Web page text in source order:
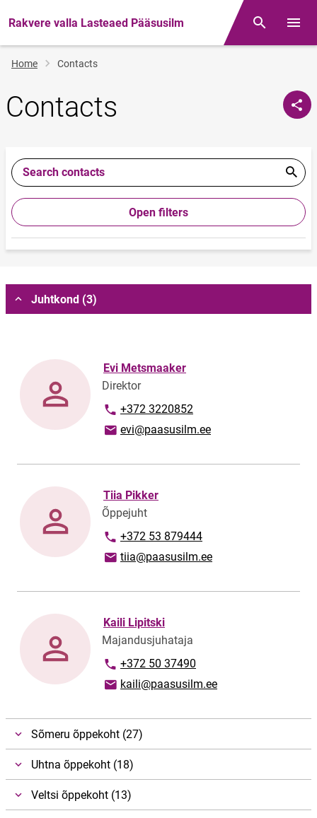
Rakvere valla Lasteaed Pääsusilm Otsing
Breadcrumb
Home Contacts
Contacts
Search contacts
Open filters
Juhtkond (3)
Evi Metsmaaker
Direktor
Phone number
+372 3220852
Email address
evi@paasusilm.ee
Tiia Pikker
Õppejuht
Phone number
+372 53 879444
Email address
tiia@paasusilm.ee
Kaili Lipitski
Majandusjuhataja
Phone number
+372 50 37490
Email address
kaili@paasusilm.ee
Sõmeru õppekoht (27)
Uhtna õppekoht (18)
Veltsi õppekoht (13)